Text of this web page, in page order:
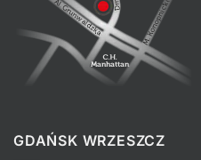
GDAŃSK WRZESZCZ